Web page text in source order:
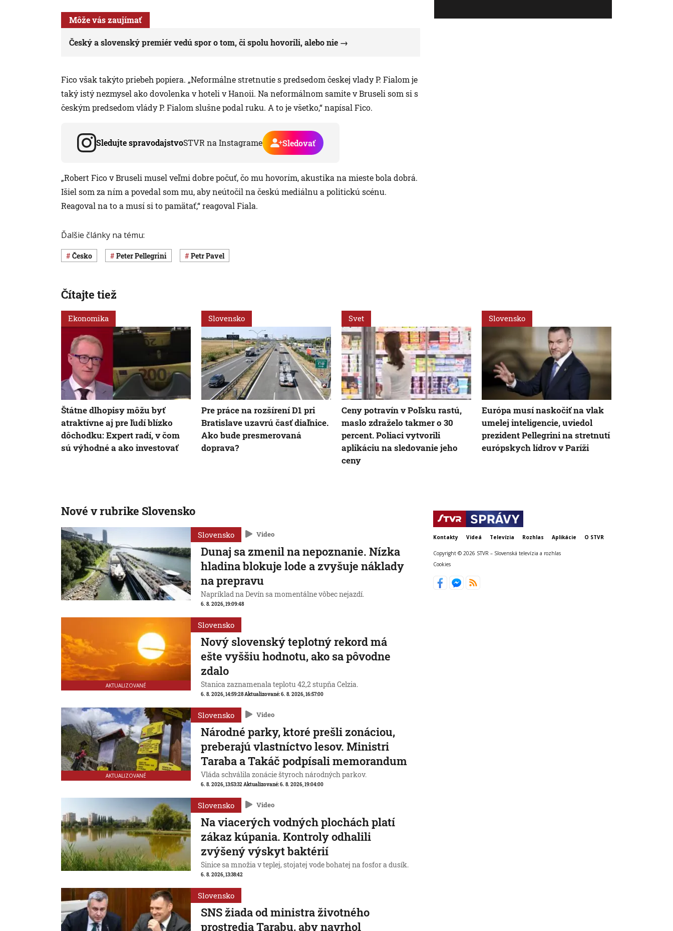
Môže vás zaujímať
Český a slovenský premiér vedú spor o tom, či spolu hovorili, alebo nie
Fico však takýto priebeh popiera. „Neformálne stretnutie s predsedom českej vlady P. Fialom je
taký istý nezmysel ako dovolenka v hoteli v Hanoii. Na neformálnom samite v Bruseli som si s
českým predsedom vlády P. Fialom slušne podal ruku. A to je všetko,“ napísal Fico.
Sledujte spravodajstvoSTVR na Instagrame Sledovať
„Robert Fico v Bruseli musel veľmi dobre počuť, čo mu hovorím, akustika na mieste bola dobrá.
Išiel som za ním a povedal som mu, aby neútočil na českú mediálnu a politickú scénu.
Reagoval na to a musí si to pamätať,“ reagoval Fiala.
Ďalšie články na tému:
Česko Peter Pellegrini Petr Pavel
Čítajte tiež
Ekonomika
Štátne dlhopisy môžu byť
atraktívne aj pre ľudí blízko
dôchodku: Expert radí, v čom
sú výhodné a ako investovať
Slovensko
Pre práce na rozšírení D1 pri
Bratislave uzavrú časť diaľnice.
Ako bude presmerovaná
doprava?
Svet
Ceny potravín v Poľsku rastú,
maslo zdraželo takmer o 30
percent. Poliaci vytvorili
aplikáciu na sledovanie jeho
ceny
Slovensko
Európa musí naskočiť na vlak
umelej inteligencie, uviedol
prezident Pellegrini na stretnutí
európskych lídrov v Paríži
Nové v rubrike Slovensko
Slovensko Video
Dunaj sa zmenil na nepoznanie. Nízka
hladina blokuje lode a zvyšuje náklady
na prepravu
Napríklad na Devín sa momentálne vôbec nejazdí.
6. 8. 2026, 19:09:48
AKTUALIZOVANÉ
Slovensko
Nový slovenský teplotný rekord má
ešte vyššiu hodnotu, ako sa pôvodne
zdalo
Stanica zaznamenala teplotu 42,2 stupňa Celzia.
6. 8. 2026, 14:59:28Aktualizované:6. 8. 2026, 16:57:00
AKTUALIZOVANÉ
Slovensko Video
Národné parky, ktoré prešli zonáciou,
preberajú vlastníctvo lesov. Ministri
Taraba a Takáč podpísali memorandum
Vláda schválila zonácie štyroch národných parkov.
6. 8. 2026, 13:53:32Aktualizované:6. 8. 2026, 19:04:00
Slovensko Video
Na viacerých vodných plochách platí
zákaz kúpania. Kontroly odhalili
zvýšený výskyt baktérií
Sinice sa množia v teplej, stojatej vode bohatej na fosfor a dusík.
6. 8. 2026, 13:38:42
Slovensko
SNS žiada od ministra životného
prostredia Tarabu, aby navrhol
Kontakty Videá Televízia Rozhlas Aplikácie O STVR
Copyright © 2026 STVR – Slovenská televízia a rozhlas
Cookies